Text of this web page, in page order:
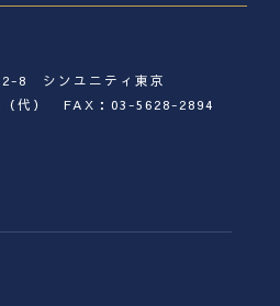
8 シンユニティ東京
（代） FAX：03-5628-2894